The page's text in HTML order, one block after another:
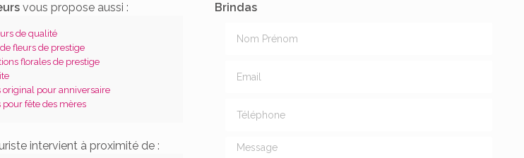
vous propose aussi :
de qualité
fleurs de prestige
florales de prestige
original pour anniversaire
pour fête des mères
intervient à proximité de :
Brindas
Message